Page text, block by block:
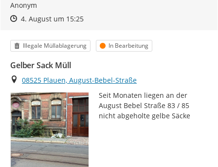
Anonym
Zeitpunkt des Erstellens
Zeitpunkt des Erstellens
4. August um 15:25Zur Äußerung
Kategorie
Illegale Müllablagerung Status
In Bearbeitung
Gelber Sack Müll
Ort
08525 Plauen, August-Bebel-Straße
Seit Monaten liegen an der
August Bebel Straße 83 / 85
nicht abgeholte gelbe Säcke